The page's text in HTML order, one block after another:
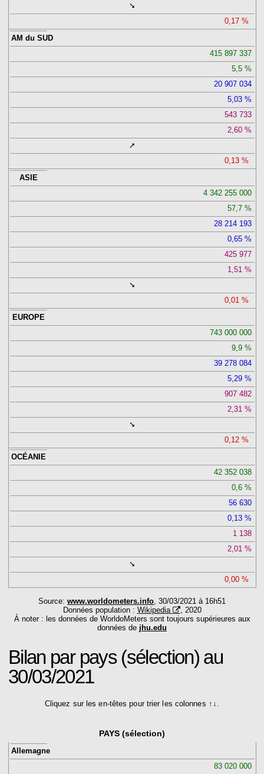
➘
0,17
AM du SUD
415 897 337
5,5
20 907 034
5,03
543 733
2,60
➚
0,13
ASIE
4 342 255 000
57,7
28 214 193
0,65
425 977
1,51
➘
0,01
EUROPE
743 000 000
9,9
39 278 084
5,29
907 482
2,31
➘
0,12
OCÉANIE
42 352 038
0,6
56 630
0,13
1 138
2,01
➘
0,00
Source: www.worldometers.info, 30/03/2021 à 16h51
Données population : Wikipedia
, 2020
À noter : les données de WorldoMeters sont toujours supérieures aux
données de jhu.edu
Bilan par pays (sélection) au
30/03/2021
Cliquez sur les en-têtes pour trier les colonnes ↑↓.
PAYS (sélection)
Allemagne
83 020 000